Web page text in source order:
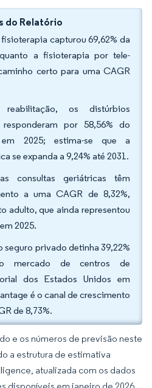
do Relatório
capturou 69,62% da
a fisioterapia por tele-
certo para uma CAGR
os distúrbios
responderam por 58,56% do
2025; estima-se que a
se expanda a 9,24% até 2031.
consultas geriátricas têm
a uma CAGR de 8,32%,
adulto, que ainda representou
2025.
seguro privado detinha 39,22%
mercado de centros de
dos Estados Unidos em
é o canal de crescimento
de 8,73%.
e os números de previsão neste
a estrutura de estimativa
atualizada com os dados